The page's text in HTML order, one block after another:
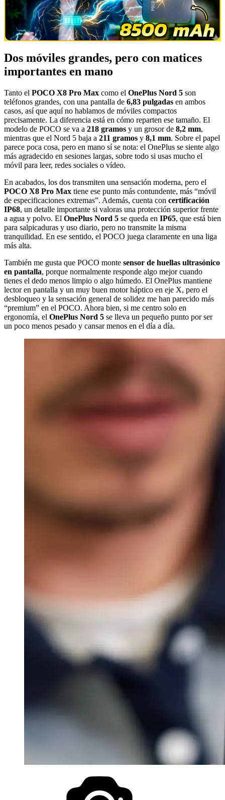
Dos móviles grandes, pero con matices
importantes en mano
Tanto el POCO X8 Pro Max como el OnePlus Nord 5 son
teléfonos grandes, con una pantalla de 6,83 pulgadas en ambos
casos, así que aquí no hablamos de móviles compactos
precisamente. La diferencia está en cómo reparten ese tamaño. El
modelo de POCO se va a 218 gramos y un grosor de 8,2 mm,
mientras que el Nord 5 baja a 211 gramos y 8,1 mm. Sobre el papel
parece poca cosa, pero en mano sí se nota: el OnePlus se siente algo
más agradecido en sesiones largas, sobre todo si usas mucho el
móvil para leer, redes sociales o vídeo.
En acabados, los dos transmiten una sensación moderna, pero el
POCO X8 Pro Max tiene ese punto más contundente, más “móvil
de especificaciones extremas”. Además, cuenta con certificación
IP68, un detalle importante si valoras una protección superior frente
a agua y polvo. El OnePlus Nord 5 se queda en IP65, que está bien
para salpicaduras y uso diario, pero no transmite la misma
tranquilidad. En ese sentido, el POCO juega claramente en una liga
más alta.
También me gusta que POCO monte sensor de huellas ultrasónico
en pantalla, porque normalmente responde algo mejor cuando
tienes el dedo menos limpio o algo húmedo. El OnePlus mantiene
lector en pantalla y un muy buen motor háptico en eje X, pero el
desbloqueo y la sensación general de solidez me han parecido más
“premium” en el POCO. Ahora bien, si me centro solo en
ergonomía, el OnePlus Nord 5 se lleva un pequeño punto por ser
un poco menos pesado y cansar menos en el día a día.